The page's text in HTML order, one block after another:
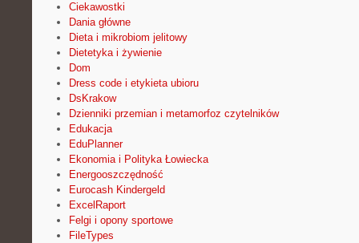
Ciekawostki
Dania główne
Dieta i mikrobiom jelitowy
Dietetyka i żywienie
Dom
Dress code i etykieta ubioru
DsKrakow
Dzienniki przemian i metamorfoz czytelników
Edukacja
EduPlanner
Ekonomia i Polityka Łowiecka
Energooszczędność
Eurocash Kindergeld
ExcelRaport
Felgi i opony sportowe
FileTypes